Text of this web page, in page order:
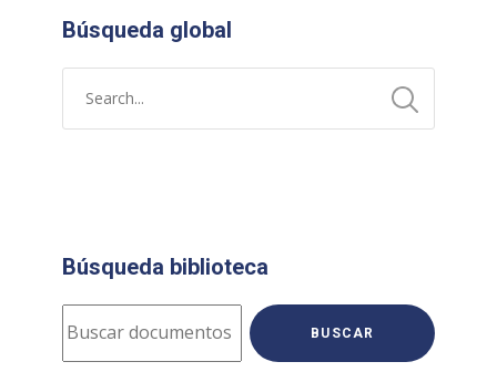
Búsqueda global
Búsqueda biblioteca
BUSCAR